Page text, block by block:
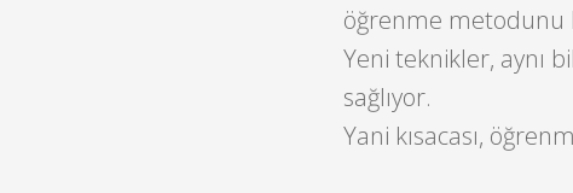
öğrenme metodunu
Yeni teknikler, aynı
sağlıyor.
Yani kısacası,